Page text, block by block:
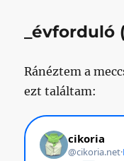
_évforduló
Ránéztem a
ezt találtam: